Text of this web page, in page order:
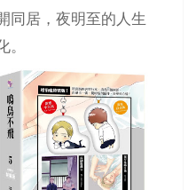
同居，夜明至的人生
。